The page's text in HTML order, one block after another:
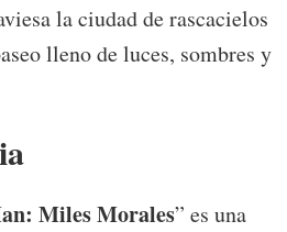
la ciudad de rascacielos
lleno de luces, sombres y
Miles Morales” es una